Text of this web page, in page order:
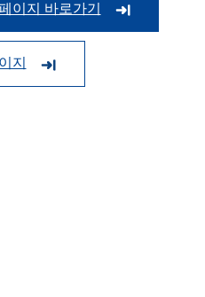
이지 바로가기
지